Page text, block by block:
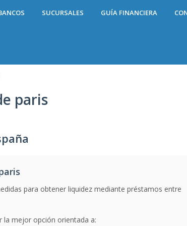
SUCURSALES GUÍA FINANCIERA
paris
para obtener liquidez mediante préstamos entre
la mejor opción orientada a: